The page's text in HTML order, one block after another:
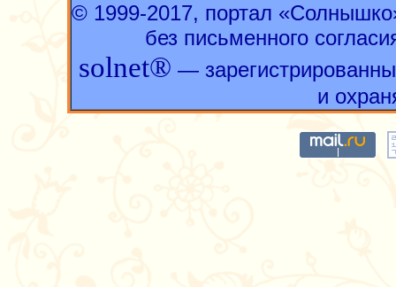
© 1999-2017, портал
без письменного
solnet® —
и